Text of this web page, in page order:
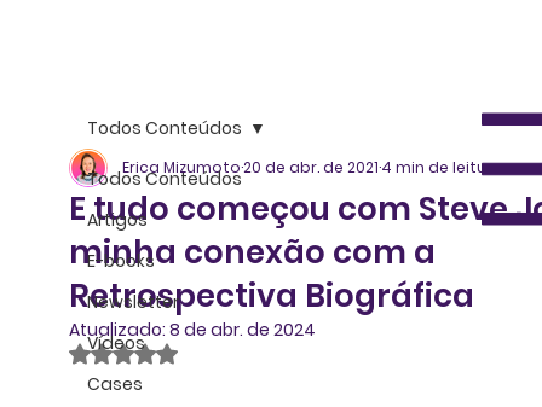
Todos Conteúdos
Artigos
E-books
Newsletter
Vídeos
Cases
Todos Conteúdos
E tudo começou com Steve
minha conexão com a
Retrospectiva Biográfica
Erica Mizumoto20 de abr. de 20214 min de leitura
Atualizado: 8 de abr. de 2024
Avaliado com NaN de 5 estrelas.